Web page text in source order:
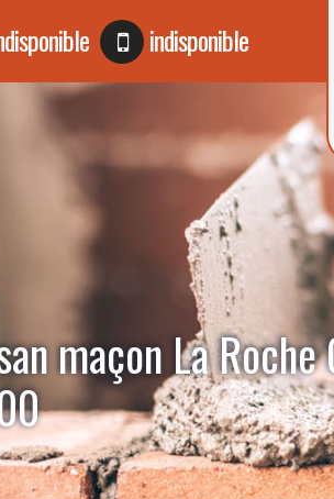
indisponible
maçon La